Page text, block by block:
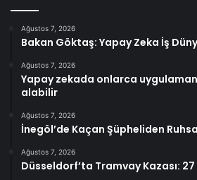
Ağustos 7, 2026
Bakan Göktaş: Yapay Zeka İş
Ağustos 7, 2026
Yapay zekada onlarca
alabilir
Ağustos 7, 2026
İnegöl’de Kaçan Şüpheliden
Ağustos 7, 2026
Düsseldorf’ta Tramvay Kazası: 27